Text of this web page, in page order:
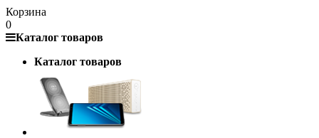
Корзина
0
Каталог товаров
Каталог товаров